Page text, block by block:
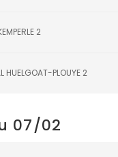
2
HUELGOAT-PLOUYE 2
07/02